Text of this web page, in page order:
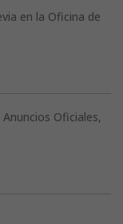
en la Oficina de
Oficiales,